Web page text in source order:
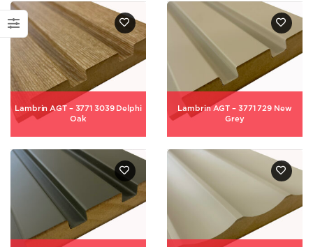
Lambrin AGT – 3771 3039 Delphi
Oak
Lambrin AGT – 3771 729 New
Grey